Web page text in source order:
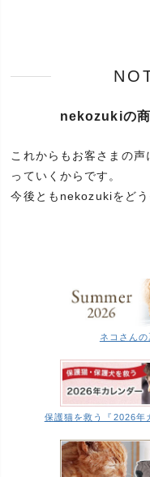
nekozukiの商
これからもお客さまの
っていくからです。
今後ともnekozukiをどう
ネコさん
保護猫を救う『2026年